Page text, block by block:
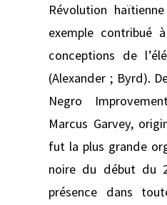
Révolution
exemple contribué
conceptions de
(Alexander ; Byrd).
Negro
Marcus Garvey,
fut la plus grande
noire du début du
présence dans